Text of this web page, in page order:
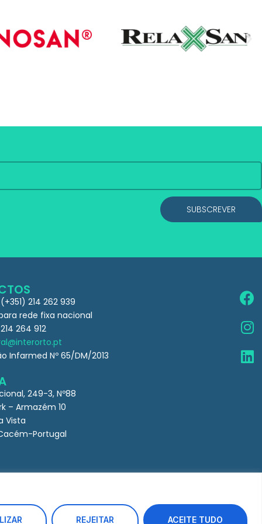
REJEITAR ACEITE TUDO
SUBSCREVER
214 262 939
rede fixa nacional
264 912
Infarmed Nº 65/DM/2013
249-3, Nº88
– Armazém 10
Vista
Portugal